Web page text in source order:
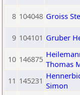
8 104048 Groiss
9 104101 Gruber
10 146875 Thomas
11 145231 Simon